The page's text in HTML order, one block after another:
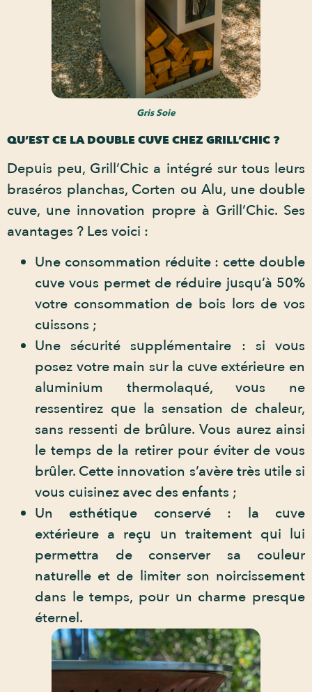
Gris Soie
QU’EST CE LA DOUBLE CUVE CHEZ GRILL’CHIC ?
Depuis peu, Grill’Chic a intégré sur tous leurs
braséros planchas, Corten ou Alu, une double
cuve, une innovation propre à Grill’Chic. Ses
avantages ? Les voici :
Une consommation réduite : cette double
cuve vous permet de réduire jusqu’à 50%
votre consommation de bois lors de vos
cuissons ;
Une sécurité supplémentaire : si vous
posez votre main sur la cuve extérieure en
aluminium thermolaqué, vous ne
ressentirez que la sensation de chaleur,
sans ressenti de brûlure. Vous aurez ainsi
le temps de la retirer pour éviter de vous
brûler. Cette innovation s’avère très utile si
vous cuisinez avec des enfants ;
Un esthétique conservé : la cuve
extérieure a reçu un traitement qui lui
permettra de conserver sa couleur
naturelle et de limiter son noircissement
dans le temps, pour un charme presque
éternel.